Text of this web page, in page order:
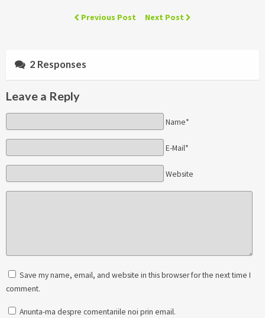
Previous Post Next Post
2 Responses
Leave a Reply
Name*
E-Mail*
Website
Save my name, email, and website in this browser for the next time I
comment.
Anunta-ma despre comentariile noi prin email.